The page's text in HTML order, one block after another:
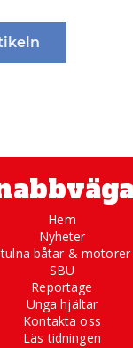
Hem
Nyheter
båtar & motorer
SBU
Reportage
Unga hjältar
Kontakta oss
Läs tidningen